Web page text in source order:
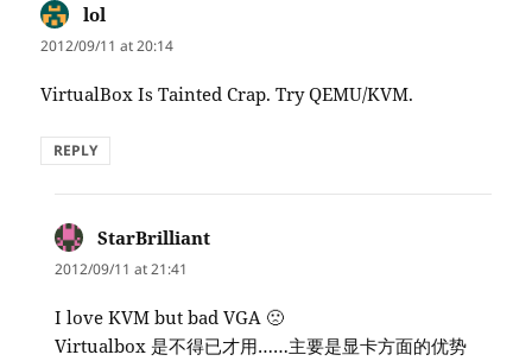
lol
2012/09/11 at 20:14
VirtualBox Is Tainted Crap. Try QEMU/KVM.
REPLY
StarBrilliant
2012/09/11 at 21:41
I love KVM but bad VGA 🙁
Virtualbox 是不得已才用……主要是显卡方面的优势